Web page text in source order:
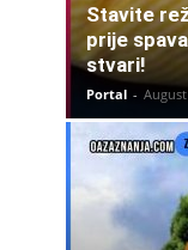
Stavite
prije
stvari!
Portal -